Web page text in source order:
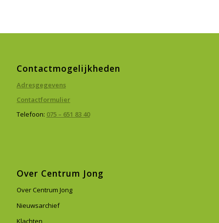
Contactmogelijkheden
Adresgegevens
Contactformulier
Telefoon: 075 – 651 83 40
Over Centrum Jong
Over Centrum Jong
Nieuwsarchief
Klachten